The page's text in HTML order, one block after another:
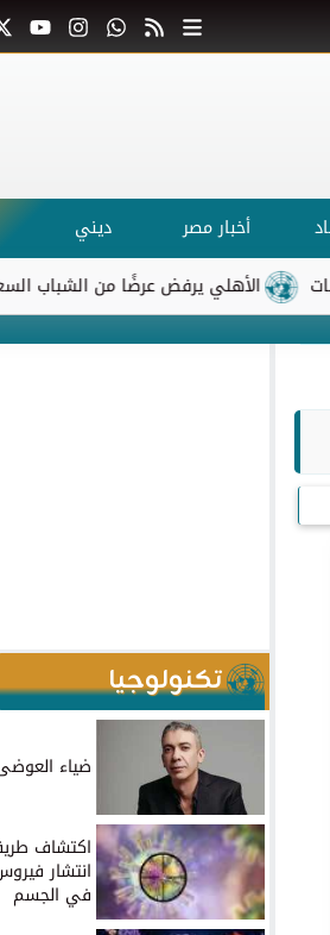
أخبار مصر
ديني
يرفض عرضًا من الشباب السعودي لضم
تكنولوجيا
ضياء
اكتشاف
انتشار
في الجسم